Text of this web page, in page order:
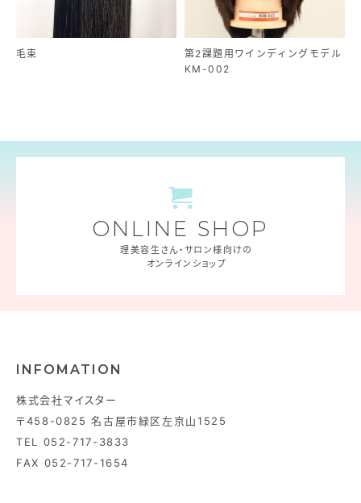
毛束
第2課題用ワインディングモデル
KM-002
ONLINE SHOP
理美容生さん・サロン様向けの
オンラインショップ
INFOMATION
株式会社マイスター
〒458-0825 名古屋市緑区左京山1525
TEL 052-717-3833
FAX 052-717-1654